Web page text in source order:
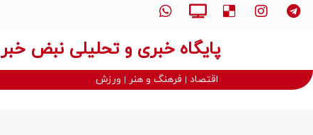
پایگاه خبری و تحلیلی نبض خبر
اقتصاد فرهنگ و هنر ورزش